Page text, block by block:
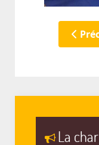
La